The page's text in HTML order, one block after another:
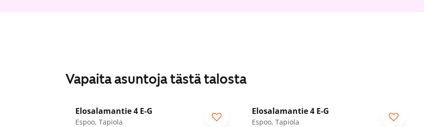
Vapaita asuntoja tästä talosta
Elosalamantie 4 E-G
Espoo, Tapiola
Elosalamantie 4 E-G
Espoo, Tapiola